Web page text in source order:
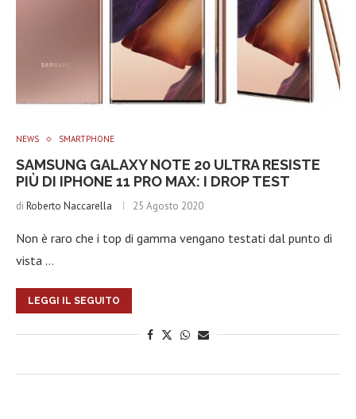
NEWS SMARTPHONE
SAMSUNG GALAXY NOTE 20 ULTRA RESISTE
PIÙ DI IPHONE 11 PRO MAX: I DROP TEST
di Roberto Naccarella 25 Agosto 2020
Non è raro che i top di gamma vengano testati dal punto di
vista …
LEGGI IL SEGUITO